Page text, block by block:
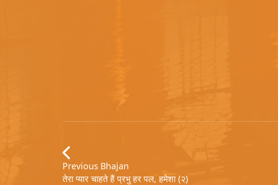
Previous Bhajan
तेरा प्यार चाहते हैं प्रभु हर पल, हमेशा (२)